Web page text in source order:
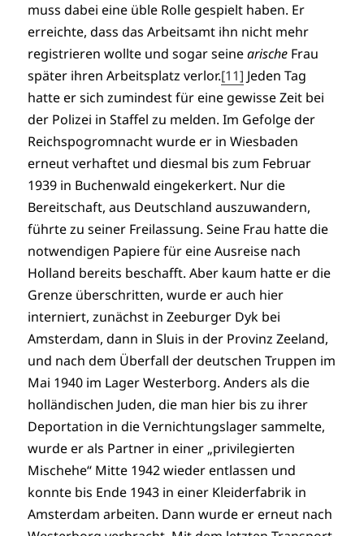
muss dabei eine üble Rolle gespielt haben. Er
erreichte, dass das Arbeitsamt ihn nicht mehr
registrieren wollte und sogar seinearische Frau
später ihren Arbeitsplatz verlor.[11] Jeden Tag
hatte er sich zumindest für eine gewisse Zeit bei
der Polizei in Staffel zu melden. Im Gefolge der
Reichspogromnacht wurde er in Wiesbaden
erneut verhaftet und diesmal bis zum Februar
1939 in Buchenwald eingekerkert. Nur die
Bereitschaft, aus Deutschland auszuwandern,
führte zu seiner Freilassung. Seine Frau hatte die
notwendigen Papiere für eine Ausreise nach
Holland bereits beschafft. Aber kaum hatte er die
Grenze überschritten, wurde er auch hier
interniert, zunächst in Zeeburger Dyk bei
Amsterdam, dann in Sluis in der Provinz Zeeland,
und nach dem Überfall der deutschen Truppen im
Mai 1940 im Lager Westerborg. Anders als die
holländischen Juden, die man hier bis zu ihrer
Deportation in die Vernichtungslager sammelte,
wurde er als Partner in einer „privilegierten
Mischehe“ Mitte 1942 wieder entlassen und
konnte bis Ende 1943 in einer Kleiderfabrik in
Amsterdam arbeiten. Dann wurde er erneut nach